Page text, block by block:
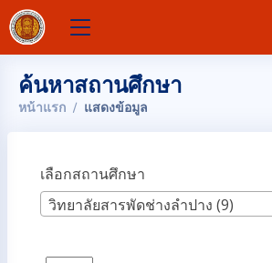
ค้นหาสถานศึกษา
หน้าแรก แสดงข้อมูล
เลือกสถานศึกษา
วิทยาลัยสารพัดช่างลำปาง (9)